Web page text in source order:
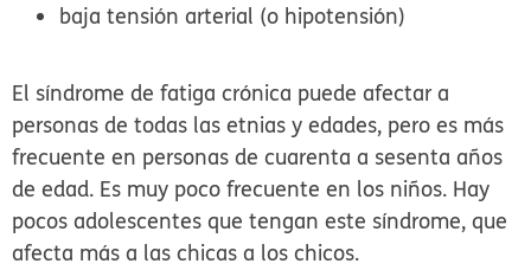
baja tensión arterial (o hipotensión)
El síndrome de fatiga crónica puede afectar a
personas de todas las etnias y edades, pero es más
frecuente en personas de cuarenta a sesenta años
de edad. Es muy poco frecuente en los niños. Hay
pocos adolescentes que tengan este síndrome, que
afecta más a las chicas a los chicos.